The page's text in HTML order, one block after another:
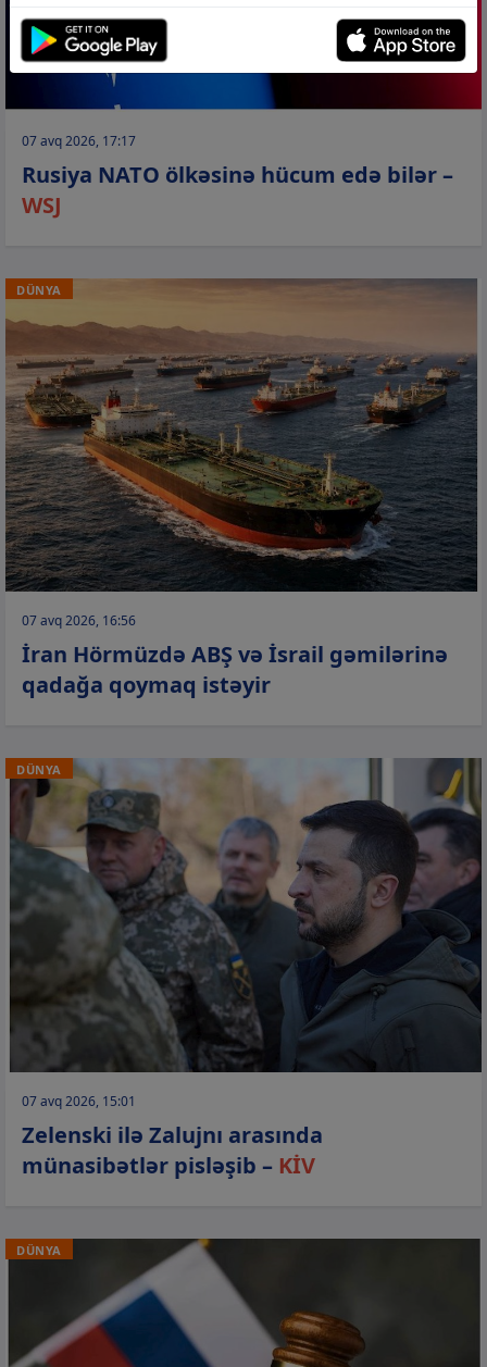
07 avq 2026, 17:17
Rusiya NATO ölkəsinə hücum edə bilər –
WSJ
DÜNYA
07 avq 2026, 16:56
İran Hörmüzdə ABŞ və İsrail gəmilərinə
qadağa qoymaq istəyir
DÜNYA
07 avq 2026, 15:01
Zelenski ilə Zalujnı arasında
münasibətlər pisləşib – KİV
DÜNYA